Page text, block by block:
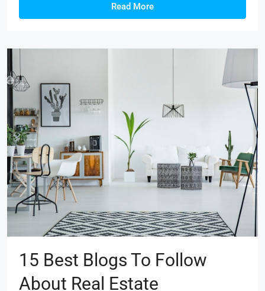
Read More
15 Best Blogs To Follow
About Real Estate